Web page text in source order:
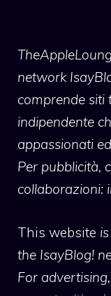
network
comprende siti
indipendente
appassionati
Per pubblicità,
collaborazioni:
This website
the IsayBlog!
For